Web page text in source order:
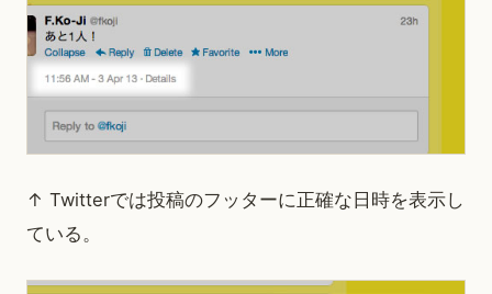
↑ Twitterでは投稿のフッターに正確な日時を表示し
ている。